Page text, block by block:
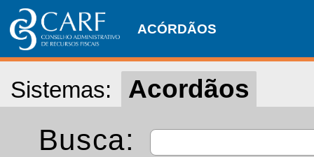
ACÓRDÃOS
Sistemas: Acordãos
Busca: